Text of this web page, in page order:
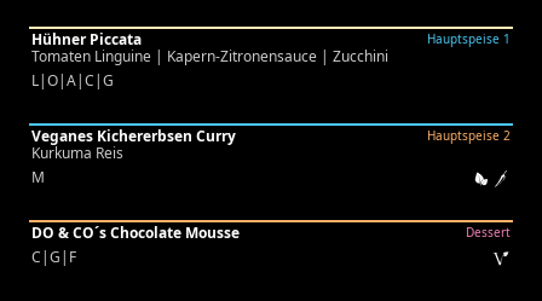
Hühner Piccata Hauptspeise 1
Tomaten Linguine | Kapern-Zitronensauce | Zucchini
L|O|A|C|G
Veganes Kichererbsen Curry Hauptspeise 2
Kurkuma Reis
M
DO & CO´s Chocolate Mousse Dessert
C|G|F